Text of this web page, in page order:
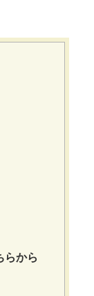
らから